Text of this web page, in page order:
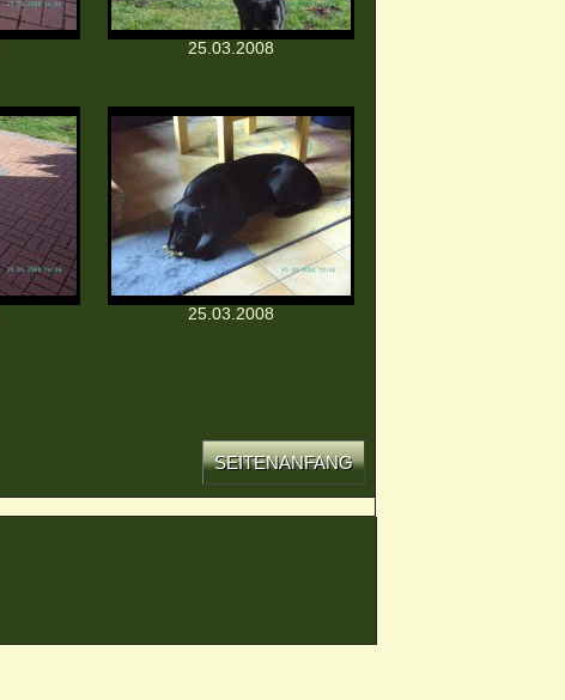
25.03.2008
25.03.2008
SEITENANFANG